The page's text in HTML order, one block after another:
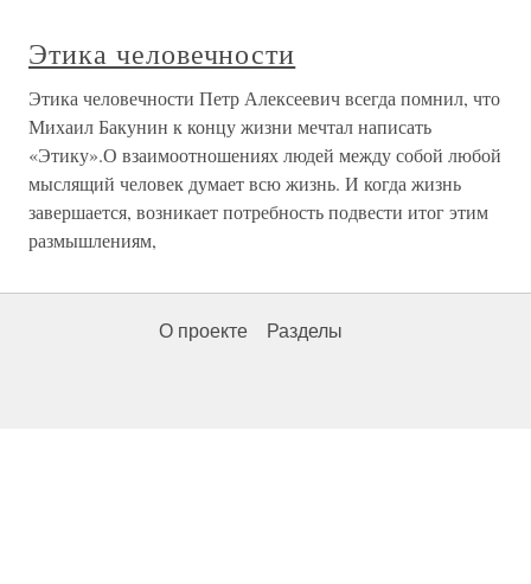
Этика человечности
Этика человечности Петр Алексеевич всегда помнил, что
Михаил Бакунин к концу жизни мечтал написать
«Этику».О взаимоотношениях людей между собой любой
мыслящий человек думает всю жизнь. И когда жизнь
завершается, возникает потребность подвести итог этим
размышлениям,
О проекте Разделы